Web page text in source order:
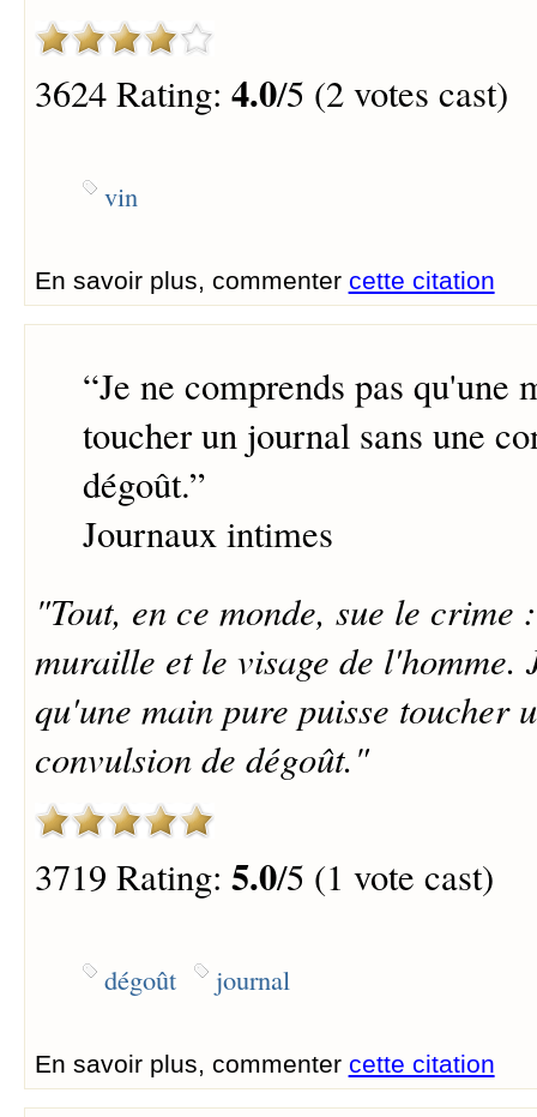
3624 Rating: 4.0/5 (2 votes cast)
vin
En savoir plus, commenter cette citation
“Je ne comprends pas qu'une
toucher un journal sans une
dégoût.”
Journaux intimes
"Tout, en ce monde, sue le
muraille et le visage de l'homme.
qu'une main pure puisse toucher
convulsion de dégoût."
3719 Rating: 5.0/5 (1 vote cast)
dégoût journal
En savoir plus, commenter cette citation